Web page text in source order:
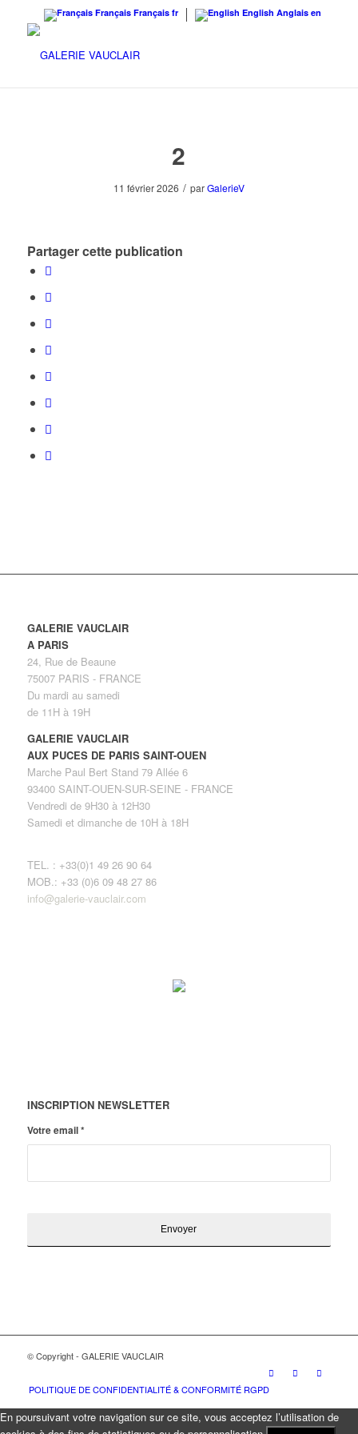
Français Français fr English Anglais en
2
11 février 2026 / parGalerieV
Partager cette publication
GALERIE VAUCLAIR
A PARIS
24, Rue de Beaune
75007 PARIS - FRANCE
Du mardi au samedi
de 11H à 19H
GALERIE VAUCLAIR
AUX PUCES DE PARIS SAINT-OUEN
Marche Paul Bert Stand 79 Allée 6
93400 SAINT-OUEN-SUR-SEINE - FRANCE
Vendredi de 9H30 à 12H30
Samedi et dimanche de 10H à 18H
TEL. : +33(0)1 49 26 90 64
MOB.: +33 (0)6 09 48 27 86
info@galerie-vauclair.com
INSCRIPTION NEWSLETTER
Votre email*
© Copyright - GALERIE VAUCLAIR
POLITIQUE DE CONFIDENTIALITÉ & CONFORMITÉ RGPD
En poursuivant votre navigation sur ce site, vous acceptez l’utilisation de